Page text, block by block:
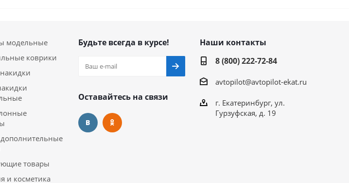
модельные
коврики
товары
и косметика
Будьте всегда в курсе!
Оставайтесь на связи
Наши контакты
8 (800) 222-72-84
avtopilot@avtopilot-ekat.ru
г. Екатеринбург, ул.
Гурзуфская, д. 19